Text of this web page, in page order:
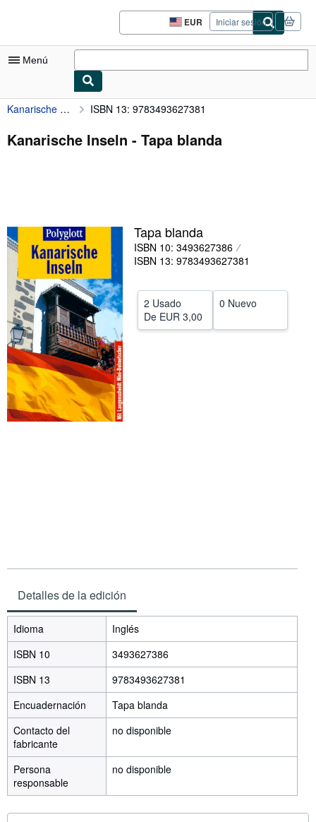
Pasar al contenido principal
EUR
Preferencias
de
del
Iniciar sesión
Menú
Mi cuenta
Consultar mis pedidos
Arte y coleccionismo
Vendedores
Comenzar a vender
Ayuda
CERRAR
Kanarische Inseln ISBN 13: 9783493627381
Kanarische Inseln - Tapa blanda
Tapa blanda
ISBN 10: 3493627386
ISBN 13: 9783493627381
2 Usado
De EUR 3,00
0 Nuevo
Detalles de la edición
Idioma
Inglés
ISBN 10
3493627386
ISBN 13
9783493627381
Encuadernación
Tapa blanda
Contacto del
fabricante
no disponible
Persona
responsable
no disponible